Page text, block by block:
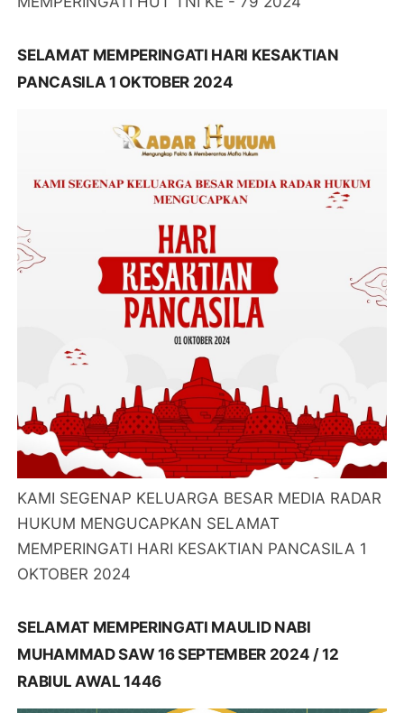
SELAMAT MEMPERINGATI HARI KESAKTIAN
PANCASILA 1 OKTOBER 2024
KAMI SEGENAP KELUARGA BESAR MEDIA RADAR
HUKUM MENGUCAPKAN SELAMAT
MEMPERINGATI HARI KESAKTIAN PANCASILA 1
OKTOBER 2024
SELAMAT MEMPERINGATI MAULID NABI
MUHAMMAD SAW 16 SEPTEMBER 2024 / 12
RABIUL AWAL 1446